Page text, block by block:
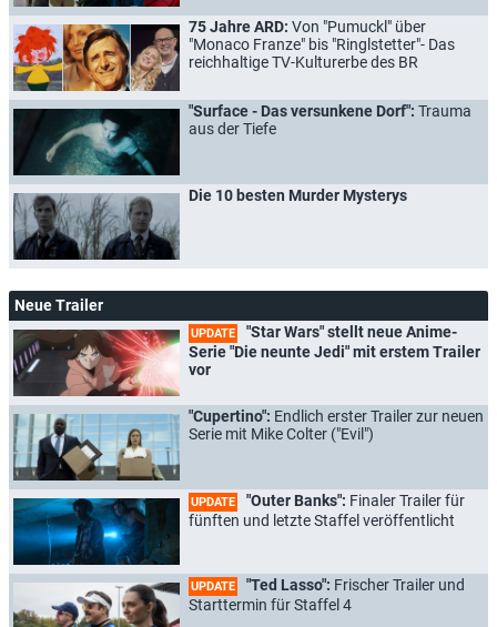
75 Jahre ARD: Von "Pumuckl" über
"Monaco Franze" bis "Ringlstetter"- Das
reichhaltige TV-Kulturerbe des BR
"Surface - Das versunkene Dorf": Trauma
aus der Tiefe
Die 10 besten Murder Mysterys
Neue Trailer
UPDATE
"Star Wars" stellt neue Anime-
Serie "Die neunte Jedi" mit erstem Trailer
vor
"Cupertino": Endlich erster Trailer zur neuen
Serie mit Mike Colter ("Evil")
UPDATE "Outer Banks": Finaler Trailer für
fünften und letzte Staffel veröffentlicht
UPDATE "Ted Lasso": Frischer Trailer und
Starttermin für Staffel 4